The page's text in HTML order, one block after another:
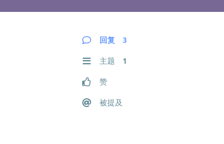
回复 3
主题 1
赞
被提及